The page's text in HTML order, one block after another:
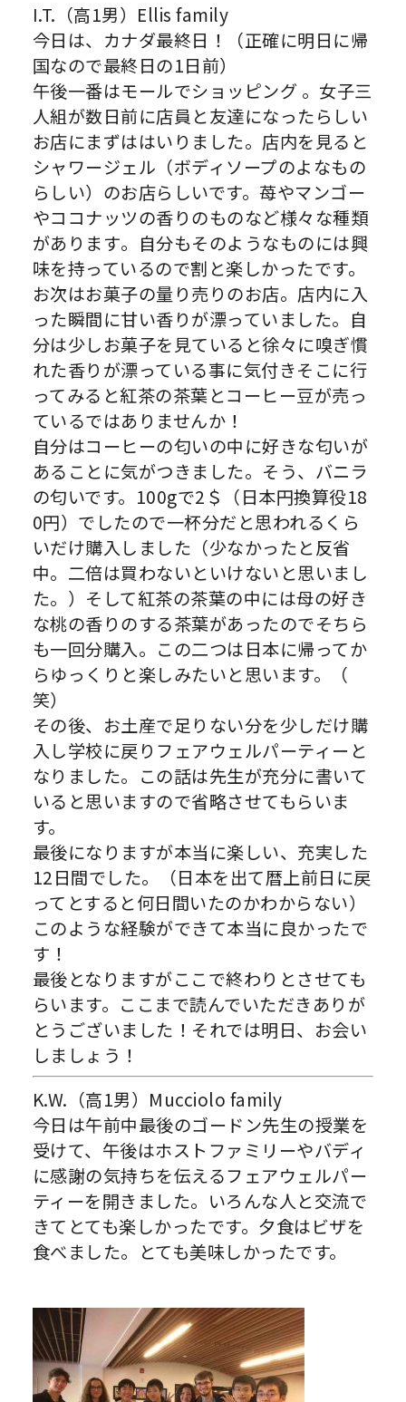
I.T.（高1男）Ellis family
今日は、カナダ最終日！（正確に明日に帰
国なので最終日の1日前）
午後一番はモールでショッピング 。 女子三
人組が数日前に店員と友達になったらしい
お店にまずははいりました。店内を見ると
シャワージェル（ボディソープのよなもの
らしい）のお店らしいです。苺やマンゴー
やココナッツの香りのものなど様々な種類
があります。 自分もそのようなものには興
味を持っているので割と楽しかったです。
お次はお菓子の量り売りのお店。 店内に入
った瞬間に甘い香りが漂っていました。 自
分は少しお菓子を見ていると徐々に嗅ぎ慣
れた香りが漂っている事に気付きそこに行
ってみると紅茶の茶葉とコーヒー豆が売っ
ているではありませんか！
自分はコーヒーの匂いの中に好きな匂いが
あることに気がつきました。そう、バニラ
の匂いです。 100gで2 ＄（日本円換算役18
0円）でしたので一杯分だと思われるくら
いだけ購入しました（少なかったと反省
中。二倍は買わないといけないと思いまし
た。） そして紅茶の茶葉の中には母の好き
な桃の香りのする茶葉があったのでそちら
も一回分購入。 この二つは日本に帰ってか
らゆっくりと楽しみたいと思います。（
笑）
その後、 お土産で足りない分を少しだけ購
入し学校に戻りフェアウェルパーティーと
なりました。 この話は先生が充分に書いて
いると思いますので省略させてもらいま
す。
最後になりますが本当に楽しい、充実した
12日間でした。（日本を出て暦上前日に戻
ってとすると何日間いたのかわからない）
このような経験ができて本当に良かったで
す！
最後となりますがここで終わりとさせても
らいます。 ここまで読んでいただきありが
とうございました！それでは明日、 お会い
しましょう！
K.W.（高1男）Mucciolo family
今日は午前中最後のゴードン先生の授業を
受けて、午後はホストファミリーやバディ
に感謝の気持ちを伝えるフェアウェルパー
ティーを開きました。いろんな人と交流で
きてとても楽しかったです。夕食はビザを
食べました。とても美味しかったです。